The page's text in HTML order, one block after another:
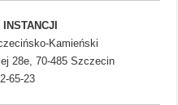
Kamieński
28e, 70-485 Szczecin
65-23